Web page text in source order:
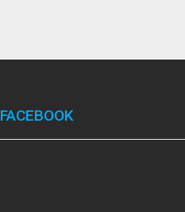
FACEBOOK